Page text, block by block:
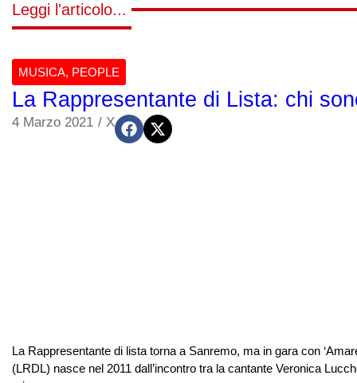
Leggi l'articolo...
MUSICA, PEOPLE
La Rappresentante di Lista: chi
4 Marzo 2021 / X
La Rappresentante di lista torna a Sanremo, ma in gara con
(LRDL) nasce nel 2011 dall’incontro tra la cantante Veronica